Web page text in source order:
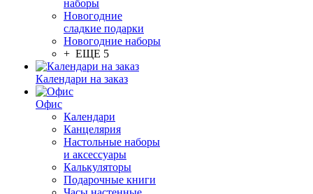
наборы
Новогодние
сладкие подарки
Новогодние наборы
+ ЕЩЕ 5
Календари на заказ
Офис
Календари
Канцелярия
Настольные наборы
и аксессуары
Калькуляторы
Подарочные книги